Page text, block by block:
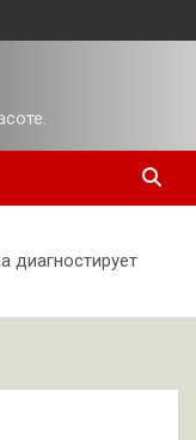
диагностирует